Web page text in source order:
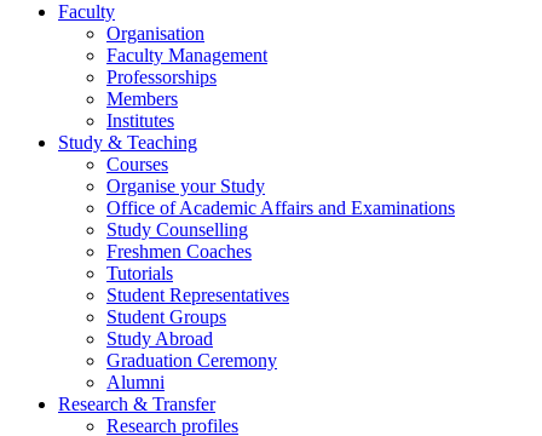
Faculty
Organisation
Faculty Management
Professorships
Members
Institutes
Study & Teaching
Courses
Organise your Study
Office of Academic Affairs and Examinations
Study Counselling
Freshmen Coaches
Tutorials
Student Representatives
Student Groups
Study Abroad
Graduation Ceremony
Alumni
Research & Transfer
Research profiles